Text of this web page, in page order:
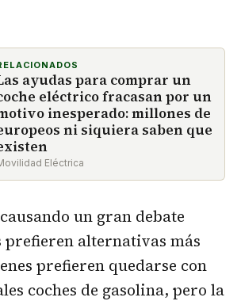
ayudas para comprar un
eléctrico fracasan por un
inesperado: millones de
ni siquiera saben que
Eléctrica
un gran debate
prefieren alternativas más
prefieren quedarse con
coches de gasolina, pero la